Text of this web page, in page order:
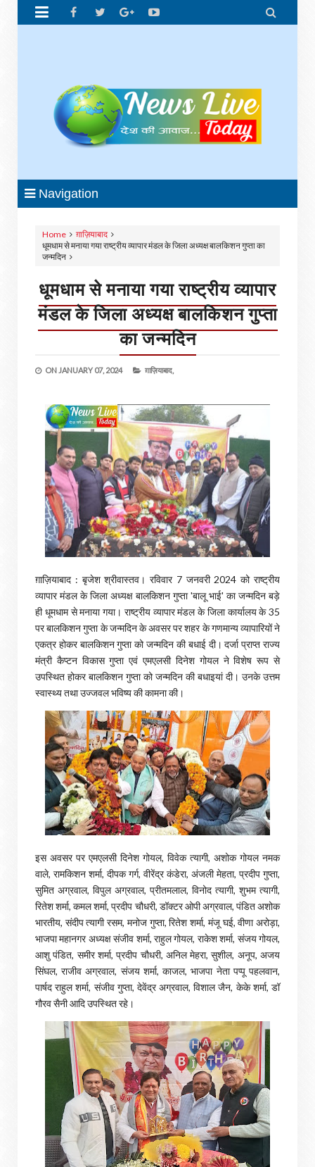
 
Navigation
Home
ग़ाज़ियाबाद
धूमधाम से मनाया गया राष्ट्रीय व्यापार मंडल के जिला अध्यक्ष बालकिशन गुप्ता का
जन्मदिन
धूमधाम से मनाया गया राष्ट्रीय व्यापार
मंडल के जिला अध्यक्ष बालकिशन गुप्ता
का जन्मदिन
ON JANUARY 07, 2024 ग़ाज़ियाबाद,
ग़ाज़ियाबाद : बृजेश श्रीवास्तव। रविवार 7 जनवरी 2024 को राष्ट्रीय
व्यापार मंडल के जिला अध्यक्ष बालकिशन गुप्ता 'बालू भाई' का जन्मदिन बड़े
ही धूमधाम से मनाया गया। राष्ट्रीय व्यापार मंडल के जिला कार्यालय के 35
पर बालकिशन गुप्ता के जन्मदिन के अवसर पर शहर के गणमान्य व्यापारियों ने
एकत्र होकर बालकिशन गुप्ता को जन्मदिन की बधाई दी। दर्जा प्राप्त राज्य
मंत्री कैप्टन विकास गुप्ता एवं एमएलसी दिनेश गोयल ने विशेष रूप से
उपस्थित होकर बालकिशन गुप्ता को जन्मदिन की बधाइयां दी। उनके उत्तम
स्वास्थ्य तथा उज्जवल भविष्य की कामना की।
इस अवसर पर एमएलसी दिनेश गोयल, विवेक त्यागी, अशोक गोयल नमक
वाले, रामकिशन शर्मा, दीपक गर्ग, वीरेंद्र कंडेरा, अंजली मेहता, प्रदीप गुप्ता,
सुमित अग्रवाल, विपुल अग्रवाल, प्रीतमलाल, विनोद त्यागी, शुभम त्यागी,
रितेश शर्मा, कमल शर्मा, प्रदीप चौधरी, डॉक्टर ओपी अग्रवाल, पंडित अशोक
भारतीय, संदीप त्यागी रसम, मनोज गुप्ता, रितेश शर्मा, मंजू घई, वीणा अरोड़ा,
भाजपा महानगर अध्यक्ष संजीव शर्मा, राहुल गोयल, राकेश शर्मा, संजय गोयल,
आशु पंडित, समीर शर्मा, प्रदीप चौधरी, अनिल मेहरा, सुशील, अनूप, अजय
सिंघल, राजीव अग्रवाल, संजय शर्मा, काजल, भाजपा नेता पप्पू पहलवान,
पार्षद राहुल शर्मा, संजीव गुप्ता, देवेंद्र अग्रवाल, विशाल जैन, केके शर्मा, डॉ
गौरव सैनी आदि उपस्थित रहे।